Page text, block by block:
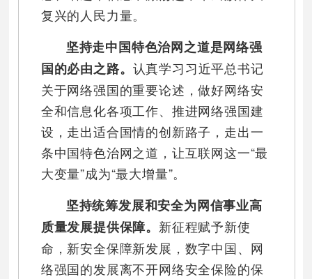
复兴的人民力量。
坚持走中国特色治网之道是网络强
国的必由之路。 认真学习习近平总书记
关于网络强国的重要论述，做好网络安
全和信息化各项工作、推进网络强国建
设，走出适合国情的创新路子，走出一
条中国特色治网之道，让互联网这一“最
大变量”成为“最大增量”。
坚持统筹发展和安全为网信事业高
质量发展提供保障。 新征程赋予新使
命，新安全保障新发展，数字中国、网
络强国的发展离不开网络安全保险的保